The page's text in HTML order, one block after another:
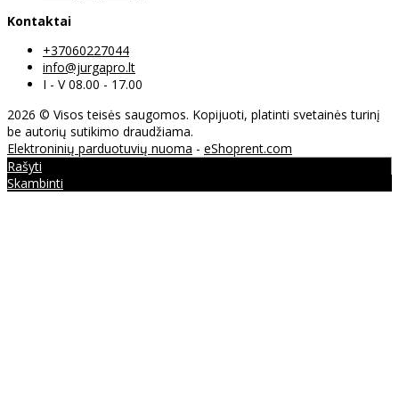
Kontaktai
+37060227044
info@jurgapro.lt
I - V 08.00 - 17.00
2026 © Visos teisės saugomos. Kopijuoti, platinti svetainės turinį
be autorių sutikimo draudžiama.
Elektroninių parduotuvių nuoma - eShoprent.com
Rašyti
Skambinti